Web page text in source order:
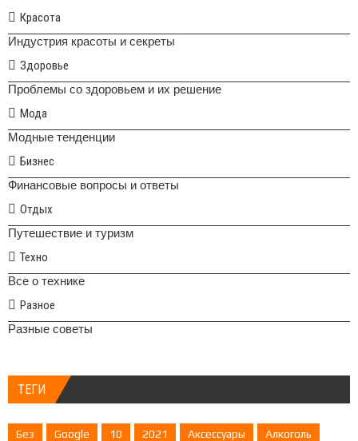
Красота
Индустрия красоты и секреты
Здоровье
Проблемы со здоровьем и их решение
Мода
Модные тенденции
Бизнес
Финансовые вопросы и ответы
Отдых
Путешествие и туризм
Техно
Все о технике
Разное
Разные советы
ТЕГИ
Без Google 10 2021 Аксессуары Алкоголь